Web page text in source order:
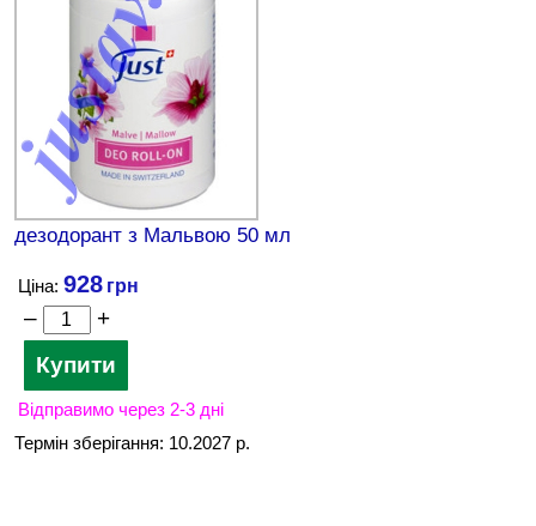
дезодорант з Мальвою 50 мл
Ціна: 928
– +
Відправимо через 2-3 дні
Термін зберігання: 10.2027 р.